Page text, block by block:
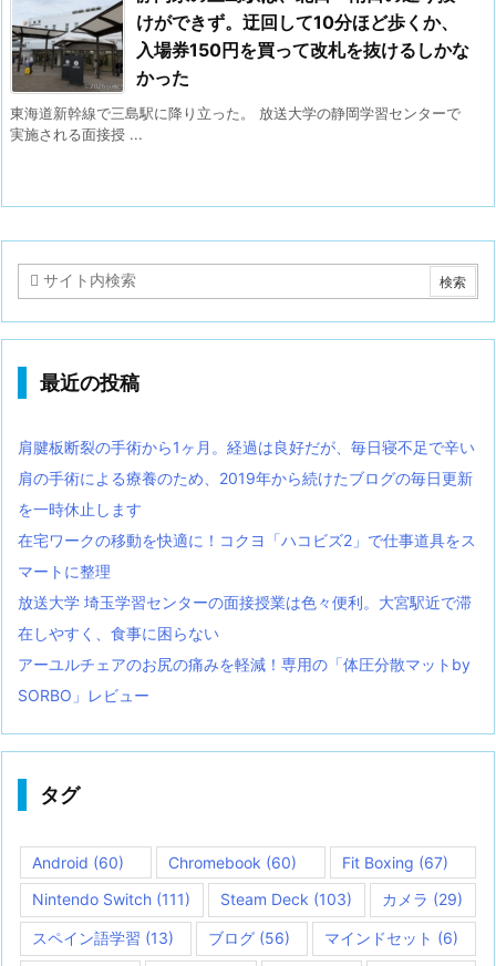
けができず。迂回して10分ほど歩くか、
入場券150円を買って改札を抜けるしかな
かった
東海道新幹線で三島駅に降り立った。 放送大学の静岡学習センターで
実施される面接授 ...
最近の投稿
肩腱板断裂の手術から1ヶ月。経過は良好だが、毎日寝不足で辛い
肩の手術による療養のため、2019年から続けたブログの毎日更新
を一時休止します
在宅ワークの移動を快適に！コクヨ「ハコビズ2」で仕事道具をス
マートに整理
放送大学 埼玉学習センターの面接授業は色々便利。大宮駅近で滞
在しやすく、食事に困らない
アーユルチェアのお尻の痛みを軽減！専用の「体圧分散マットby
SORBO」レビュー
タグ
Android (60) Chromebook (60) Fit Boxing (67)
Nintendo Switch (111) Steam Deck (103) カメラ (29)
スペイン語学習 (13) ブログ (56) マインドセット (6)